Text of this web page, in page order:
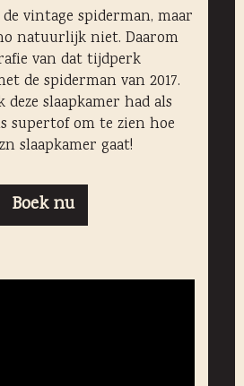
vintage spiderman, maar
natuurlijk niet. Daarom
van dat tijdperk
de spiderman van 2017.
slaapkamer had als
supertof om te zien hoe
slaapkamer gaat!
Boek nu